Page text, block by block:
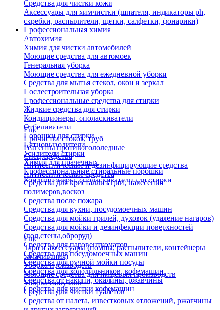
Средства для чистки кожи
Аксессуары для химчистки (шпателя, индикаторы ph,
скребки, распылители, щетки, салфетки, фонарики)
Профессиональная химия
Автохимия
Химия для чистки автомобилей
Моющие средства для автомоек
Генеральная уборка
Моющие средства для ежедневной уборки
Средства для мытья стекол, окон и зеркал
Послестроительная уборка
Профессиональные средства для стирки
Жидкие средства для стирки
Кондиционеры, ополаскиватели
Отбеливатели
Порошки для стирки
Пятновыводители
Усилители стирки
Химия для прачечных
Профессиональные стиральные порошки
Кондиционеры, ополаскиватели для стирки
Еще
Прочистка стоков, труб
Реагенты противогололедные
Спец.средства
Антисептические и дезинфицирующие средства
Антисептические средства
Средства для кристаллизации, нанесения
полимеров,восков
Средства после пожара
Средства для кухни, посудомоечных машин
Средства для мойки грилей, духовок (удаление нагаров)
Средства для мойки и дезинфекции поверхностей
(пол,стены,оброруд)
Средства для паровенткоматов
Средства для посудомоечных машин
Средства для ручной мойки посуды
Средства для холодильников, кофемашин
Средства от накипи, окалины, ржавчины
Средства для чистки кофемашин
Еще
Тара и аксессуары (помпы, распылители, контейнеры
замачивания)
Уборка производств
Моющие средства для пищевых производств
Уборка сан.узлов
Средства для чистки туалетов
Средства от налета, известковых отложений, ржавчины